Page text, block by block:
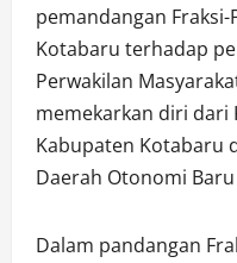
pemandangan Fraksi-
Kotabaru terhadap
Perwakilan
memekarkan diri dari
Kabupaten Kotabaru
Daerah Otonomi Baru
Dalam pandangan